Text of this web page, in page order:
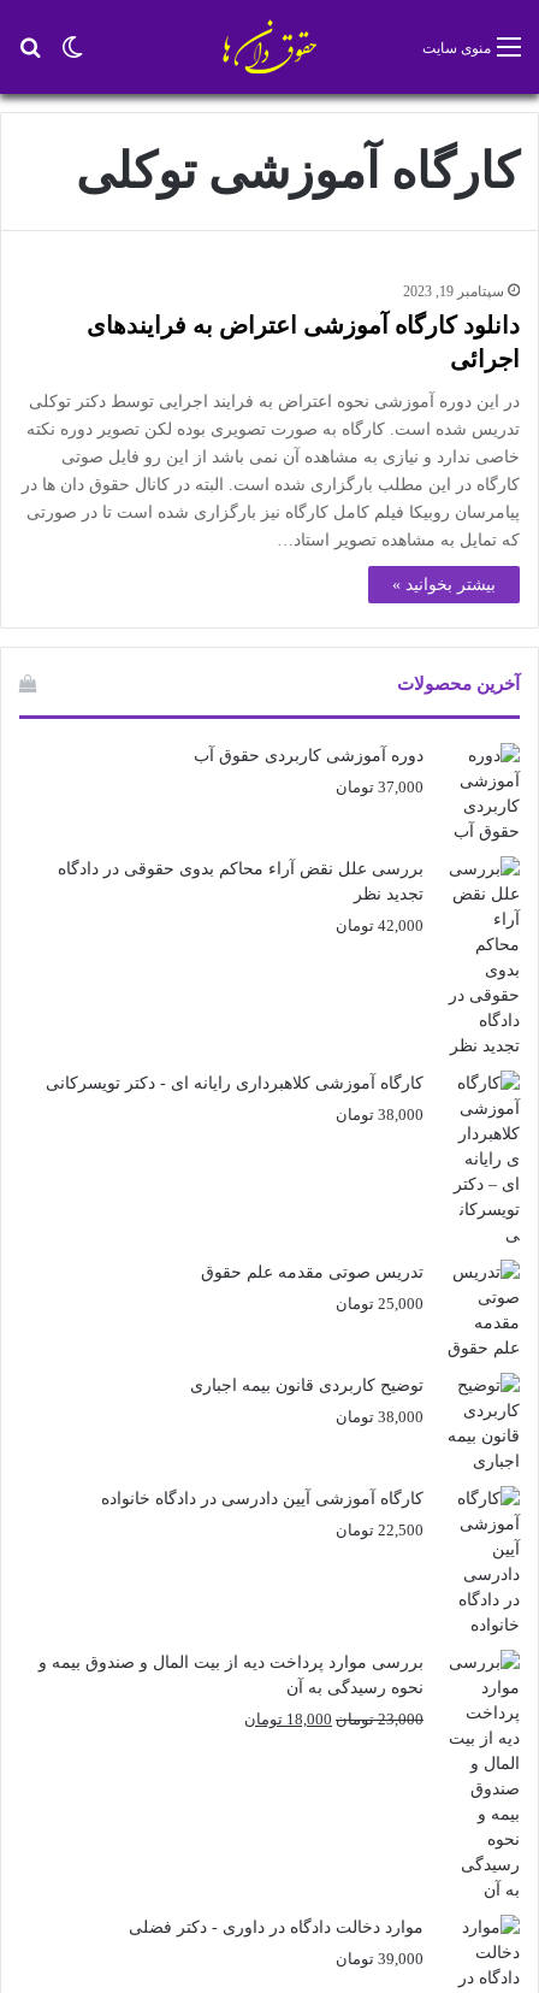
تغییر منوی سایت
کارگاه آموزشی توکلی
سپتامبر 19, 2023
دانلود کارگاه آموزشی اعتراض به فرایندهای
اجرائی
در این دوره آموزشی نحوه اعتراض به فرایند اجرایی توسط دکتر توکلی
تدریس شده است. کارگاه به صورت تصویری بوده لکن تصویر دوره نکته
خاصی ندارد و نیازی به مشاهده آن نمی باشد از این رو فایل صوتی
کارگاه در این مطلب بارگزاری شده است. البته در کانال حقوق دان ها در
پیامرسان روبیکا فیلم کامل کارگاه نیز بارگزاری شده است تا در صورتی
که تمایل به مشاهده تصویر استاد…
بیشتر بخوانید »
آخرین محصولات
دوره آموزشی کاربردی حقوق آب
37,000 تومان
بررسی علل نقض آراء محاکم بدوی حقوقی در دادگاه
تجدید نظر
42,000 تومان
کارگاه آموزشی کلاهبرداری رایانه ای - دکتر تویسرکانی
38,000 تومان
تدریس صوتی مقدمه علم حقوق
25,000 تومان
توضیح کاربردی قانون بیمه اجباری
38,000 تومان
کارگاه آموزشی آیین دادرسی در دادگاه خانواده
22,500 تومان
بررسی موارد پرداخت دیه از بیت المال و صندوق بیمه و
نحوه رسیدگی به آن
23,000 تومان قیمت
18,000 تومان
موارد دخالت دادگاه در داوری - دکتر فضلی
39,000 تومان